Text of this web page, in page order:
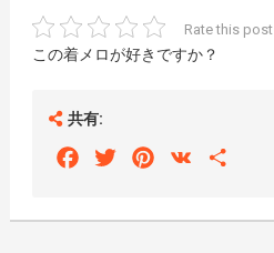
Rate this post
この着メロが好きですか？
共有:
FacebookTwitterPinterest
VK